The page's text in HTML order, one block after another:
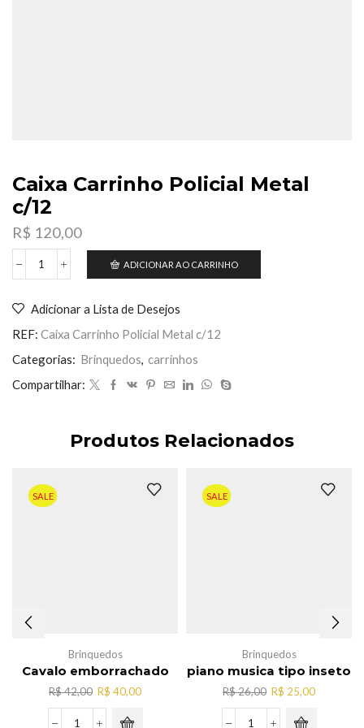
Caixa Carrinho Policial Metal
c/12
R$ 120,00
Caixa
Metal
c/12
ADICIONAR AO CARRINHO
Adicionar a Lista de Desejos
REF: Caixa Carrinho Policial Metal c/12
Categorias: Brinquedos, carrinhos
Compartilhar:
Produtos Relacionados
SALE
Brinquedos
Cavalo emborrachado
R$42,00 O
preço
original
R$ 40,00O
SALE
Brinquedos
piano musica tipo inseto
R$26,00 O
preço
original
R$ 25,00O